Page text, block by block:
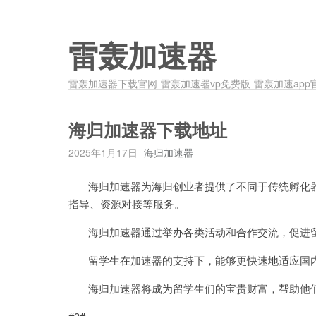
雷轰加速器
雷轰加速器下载官网-雷轰加速器vp免费版-雷轰加速app
海归加速器下载地址
2025年1月17日 海归加速器
海归加速器为海归创业者提供了不同于传统孵化
指导、资源对接等服务。
海归加速器通过举办各类活动和合作交流，促进
留学生在加速器的支持下，能够更快速地适应国
海归加速器将成为留学生们的宝贵财富，帮助他